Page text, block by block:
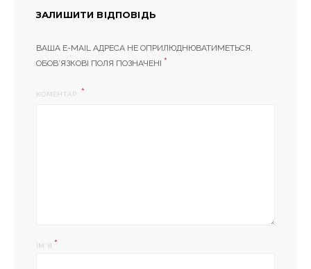
ЗАЛИШИТИ ВІДПОВІДЬ
ВАША E-MAIL АДРЕСА НЕ ОПРИЛЮДНЮВАТИМЕТЬСЯ.
ОБОВ’ЯЗКОВІ ПОЛЯ ПОЗНАЧЕНІ *
КОМЕНТАР
ІМ'Я *